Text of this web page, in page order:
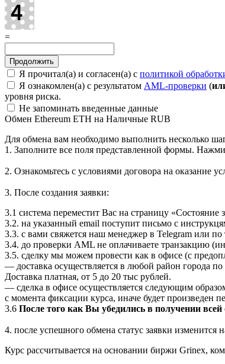
=
Я прочитал(а) и согласен(а) с политикой
Я ознакомлен(а) с результатом AML-проверки (
уровня риска.
Не запоминать введенные данные
Обмен Ethereum ETH на Наличные RUB
Для обмена вам необходимо выполнить несколько
1. Заполните все поля представленной формы.
2. Ознакомьтесь с условиями договора на оказание
3. После создания заявки:
3.1 система переместит Вас на страницу «Состояние
3.2. на указанный email поступит письмо с
3.3. с вами свяжется наш менеджер в Telegram или по
3.4. до проверки AML не оплачиваете транзакцию
3.5. сделку мы можем провести как в офисе (с
— доставка осуществляется в любой район города
Доставка платная, от 5 до 20 тыс рублей.
— сделка в офисе осуществляется следующим
с момента фиксации курса, иначе будет произведен
3.6 После того как Вы убедились в получении
4. после успешного обмена статус заявки изменится
Курс рассчитывается на основании биржи Grinex,